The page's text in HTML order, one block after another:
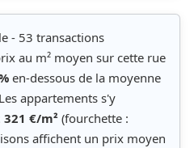
- 53 transactions
au m² moyen sur cette rue
en-dessous de la moyenne
appartements s'y
321 €/m² (fourchette :
affichent un prix moyen